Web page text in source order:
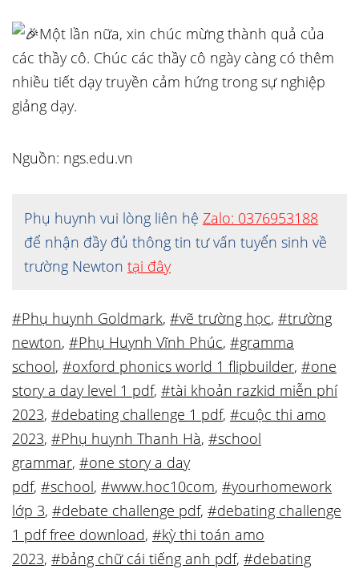
Một lần nữa, xin chúc mừng thành quả của
các thầy cô. Chúc các thầy cô ngày càng có thêm
nhiều tiết dạy truyền cảm hứng trong sự nghiệp
giảng dạy.
Nguồn: ngs.edu.vn
Phụ huynh vui lòng liên hệ Zalo: 0376953188
để nhận đầy đủ thông tin tư vấn tuyển sinh về
trường Newton tại đây
#Phụ huynh Goldmark, #vẽ trường học, #trường
newton, #Phụ Huynh Vĩnh Phúc, #gramma
school, #oxford phonics world 1 flipbuilder, #one
story a day level 1 pdf, #tài khoản razkid miễn phí
2023, #debating challenge 1 pdf, #cuộc thi amo
2023, #Phụ huynh Thanh Hà, #school
grammar, #one story a day
pdf, #school, #www.hoc10com, #yourhomework
lớp 3, #debate challenge pdf, #debating challenge
1 pdf free download, #kỳ thi toán amo
2023, #bảng chữ cái tiếng anh pdf, #debating